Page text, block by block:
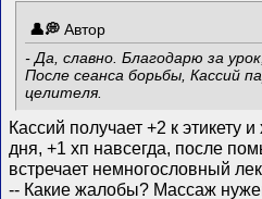
Автор
- Да, славно. Благодарю за
После сеанса борьбы, Кассий
целителя.
Кассий получает +2 к этикету
дня, +1 хп навсегда, после
встречает немногословный
-- Какие жалобы? Массаж